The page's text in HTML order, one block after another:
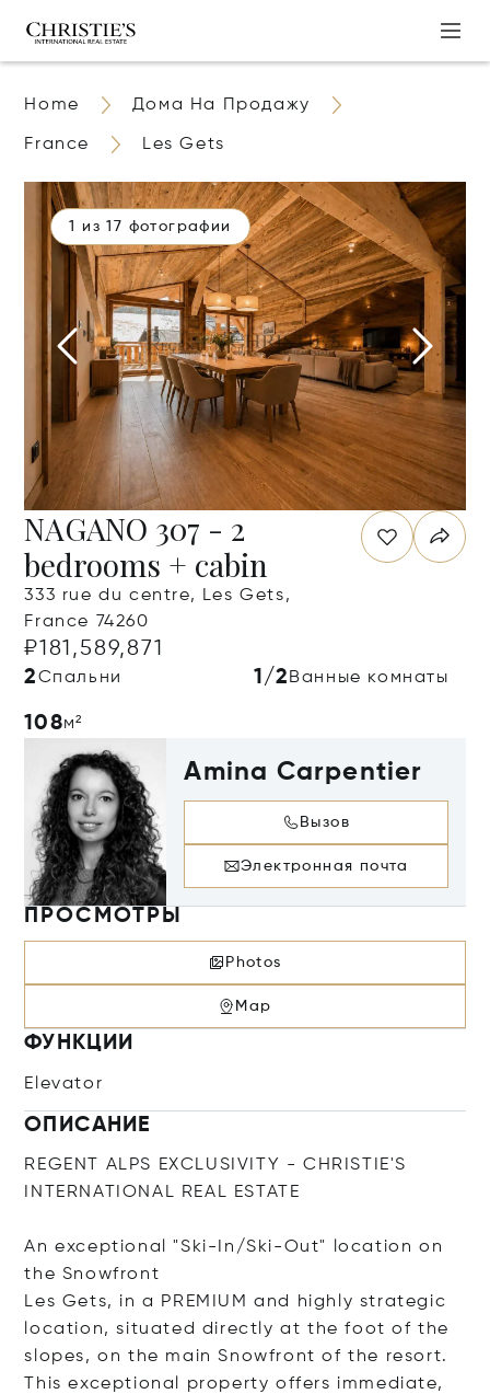
Home Дома На Продажу
France Les Gets
1 из 17 фотографии
NAGANO 307 - 2
bedrooms + cabin
333 rue du centre, Les Gets,
France 74260
₽181,589,871
2Спальни 1/2 Ванные комнаты
108м²
Amina Carpentier
Вызов
Электронная почта
ПРОСМОТРЫ
Photos
Map
ФУНКЦИИ
Elevator
ОПИСАНИЕ
REGENT ALPS EXCLUSIVITY - CHRISTIE'S
INTERNATIONAL REAL ESTATE
An exceptional "Ski-In/Ski-Out" location on
the Snowfront
Les Gets, in a PREMIUM and highly strategic
location, situated directly at the foot of the
slopes, on the main Snowfront of the resort.
This exceptional property offers immediate,